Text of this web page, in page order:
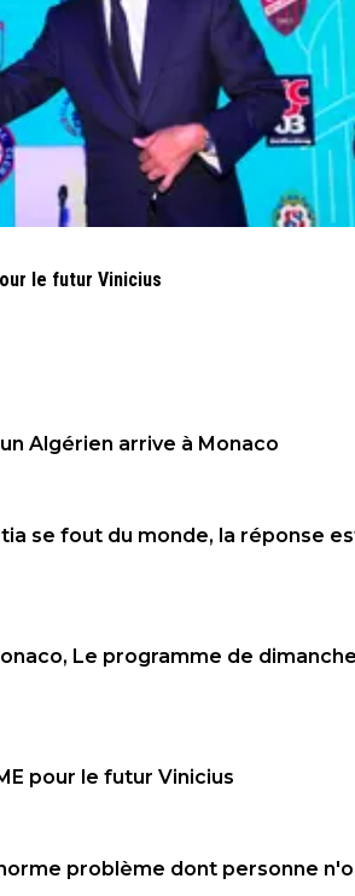
le futur Vinicius
Algérien arrive à Monaco
se fout du monde, la réponse
Le programme de
pour le futur Vinicius
problème dont personne